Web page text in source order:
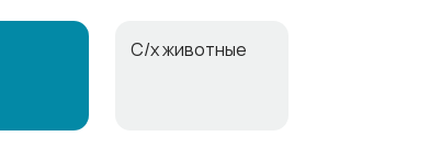
С/х животные